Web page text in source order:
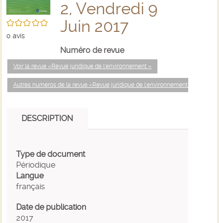
/5
0 avis
2, Vendredi 9
Juin 2017
Numéro de revue
Voir la revue «Revue juridique de l'environnement »
Autres numéros de la revue «Revue juridique de l'environnement»
DESCRIPTION
Type de document
Périodique
Langue
français
Date de publication
2017